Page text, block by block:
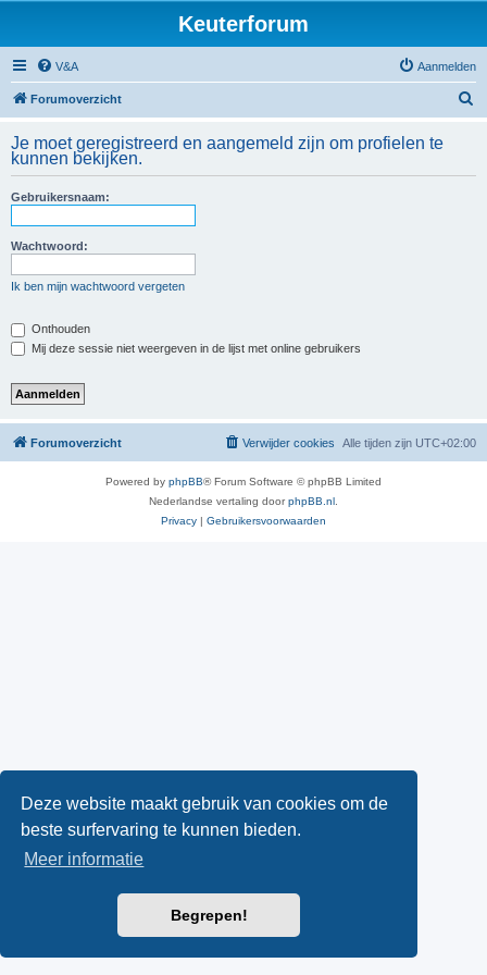
Deze website maakt gebruik van cookies om de
beste surfervaring te kunnen bieden.
Meer informatie
Begrepen!
Keuterforum
V&A Aanmelden
Forumoverzicht
k
Je moet geregistreerd en aangemeld zijn om profielen te
kunnen bekijken.
Gebruikersnaam:
Wachtwoord:
Ik ben mijn wachtwoord vergeten
Onthouden
Mij deze sessie niet weergeven in de lijst met online gebruikers
Forumoverzicht Alle tijden zijn UTC+02:00
Verwijder cookies
Powered by phpBB® Forum Software © phpBB Limited
Nederlandse vertaling doorphpBB.nl.
Privacy | Gebruikersvoorwaarden